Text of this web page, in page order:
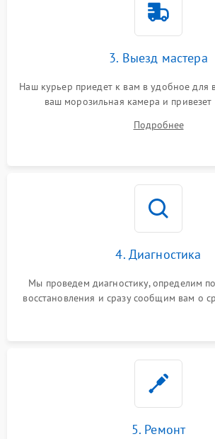
3. Выезд мастера
Наш курьер приедет к вам в удобное для
ваш морозильная камера и привезет
Подробнее
4. Диагностика
Мы проведем диагностику, определим
восстановления и сразу сообщим вам о
5. Ремонт